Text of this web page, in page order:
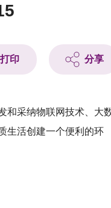
打印 分享
和采纳物联网技术、大
生活创建一个便利的环